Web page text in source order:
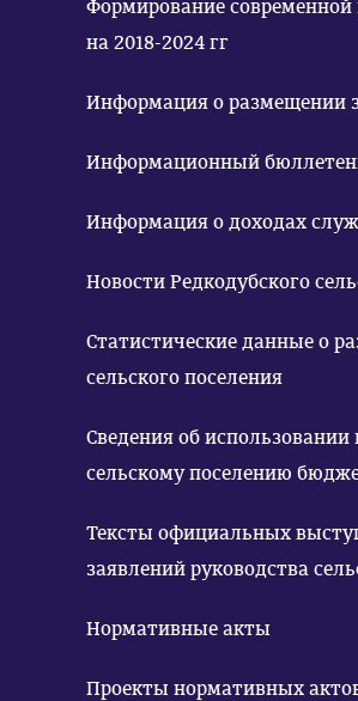
Формирование современной городской среды
на 2018-2024 гг
Информация о размещении
Информационный
Информация о доходах
Новости Редкодубского
Статистические данные о
сельского поселения
Сведения об
сельскому поселению
Тексты официальных
заявлений руководства
Нормативные акты
Проекты нормативных